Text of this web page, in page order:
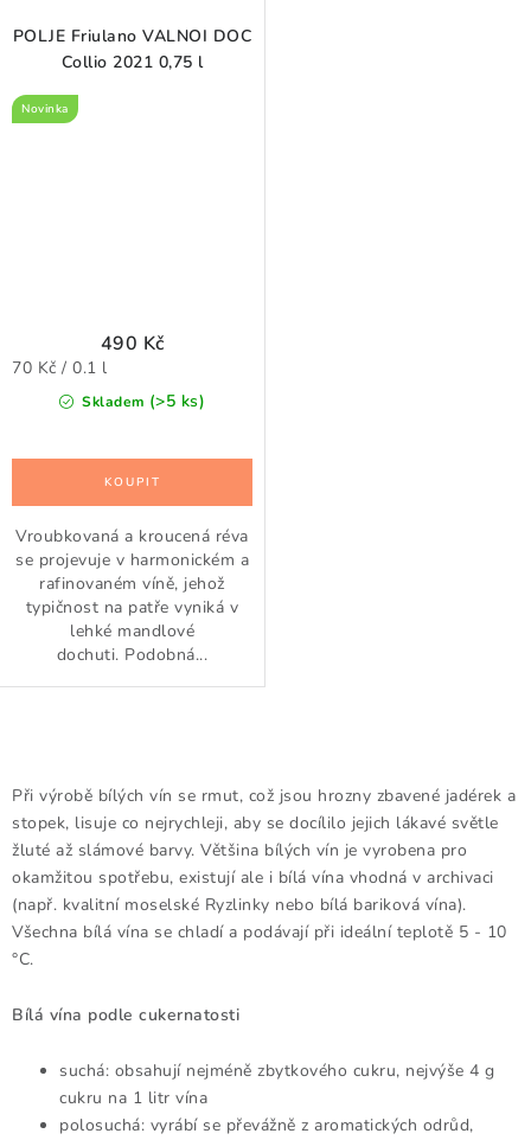
POLJE Friulano VALNOI DOC
Collio 2021 0,75 l
Novinka
Skladem (>5 ks)
490 Kč
Měrná
70 Kč / 0.1 l
Vroubkovaná a kroucená réva
se projevuje v harmonickém a
rafinovaném víně, jehož
typičnost na patře vyniká v
lehké mandlové
dochuti. Podobná...
v
l
á
d
a
c
p
Při výrobě bílých vín se rmut, což jsou hrozny zbavené jadérek a
stopek, lisuje co nejrychleji, aby se docílilo jejich lákavé světle
žluté až slámové barvy. Většina bílých vín je vyrobena pro
okamžitou spotřebu, existují ale i bílá vína vhodná v archivaci
(např. kvalitní moselské Ryzlinky nebo bílá bariková vína).
Všechna bílá vína se chladí a podávají při ideální teplotě 5 - 10
°C.
Bílá vína podle cukernatosti
suchá: obsahují nejméně zbytkového cukru, nejvýše 4 g
cukru na 1 litr vína
polosuchá: vyrábí se převážně z aromatických odrůd,